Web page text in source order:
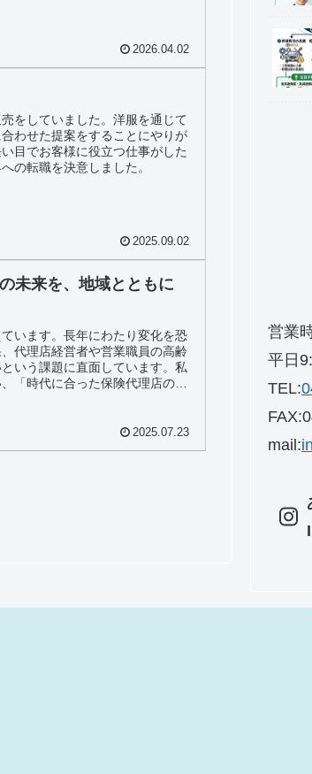
2026.04.02
をしていました。洋服を通じて
わせた提案をすることにやりが
目でお客様に役立つ仕事がした
の転職を決意しました。
2025.09.02
未来を、地域とともに
います。長年にわたり変化を恐
代理店経営者や営業職員の高齢
いう課題に直面しています。私
「時代に合った保険代理店の在
くりを進めています。2025.07.23
営業
平日
TEL:
mail: